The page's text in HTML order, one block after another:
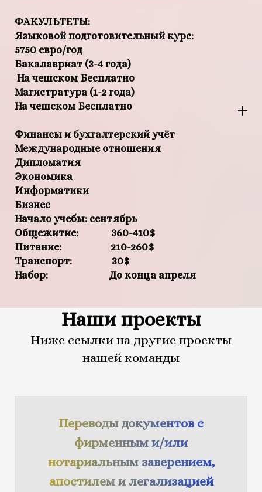
ФАКУЛЬТЕТЫ:
Языковой подготовительный курс:
5750 евро/год
Бакалавриат (3-4 года)
На чешском Бесплатно
Магистратура (1-2 года)
На чешском Бесплатно
Финансы и бухгалтерский учёт
Международные отношения
Дипломатия
Экономика
Информатики
Бизнес
Начало учебы: сентябрь
Общежитие: 360-410$
Питание: 210-260$
Транспорт: 30$
Набор: До конца апреля
Наши проекты
Ниже ссылки на другие проекты
нашей команды
Переводы документов с
фирменным и/или
нотариальным заверением,
апостилем и легализацией